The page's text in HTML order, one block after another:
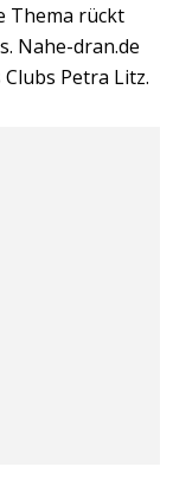
Thema rückt
Nahe-dran.de
Petra Litz.